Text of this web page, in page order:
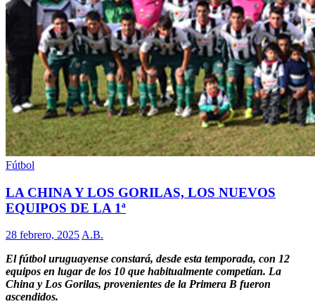
Fútbol
LA CHINA Y LOS GORILAS, LOS NUEVOS
EQUIPOS DE LA 1ª
28 febrero, 2025 A.B.
El fútbol uruguayense constará, desde esta temporada, con 12
equipos en lugar de los 10 que habitualmente competían. La
China y Los Gorilas, provenientes de la Primera B fueron
ascendidos.